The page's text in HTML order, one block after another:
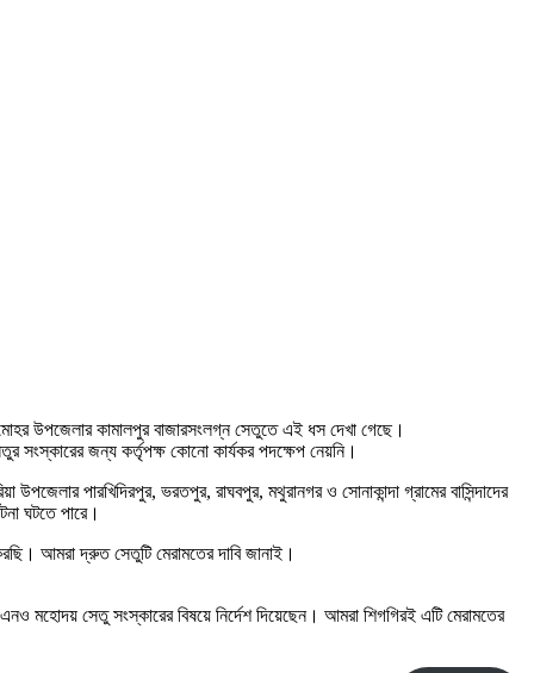
উপজেলার কামালপুর বাজারসংলগ্ন সেতুতে এই ধস দেখা গেছে।
সংস্কারের জন্য কর্তৃপক্ষ কোনো কার্যকর পদক্ষেপ নেয়নি।
পারখিদিরপুর, ভরতপুর, রাঘবপুর, মথুরানগর ও সোনাকান্দা গ্রামের বাসিন্দাদের
ঘটতে পারে।
আমরা দ্রুত সেতুটি মেরামতের দাবি জানাই।
মহোদয় সেতু সংস্কারের বিষয়ে নির্দেশ দিয়েছেন। আমরা শিগগিরই এটি মেরামতের